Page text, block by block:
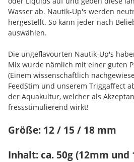
Wasser ab. Nautik-Up's werden
hergestellt. So kann jeder nach
auswählen.
Die ungeflavourten Nautik-Up's
Mix wurde nämlich mit einer guten
(Einem wissenschaftlich
FeedStim und unserem Triggaffect
der Aquakultur, welcher als
fressstimulierend wirkt!
Größe: 12 / 15 / 18 mm
Inhalt: ca. 50g (12mm und